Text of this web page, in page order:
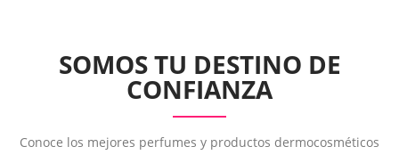
SOMOS TU DESTINO DE
CONFIANZA
Conoce los mejores perfumes y productos dermocosméticos